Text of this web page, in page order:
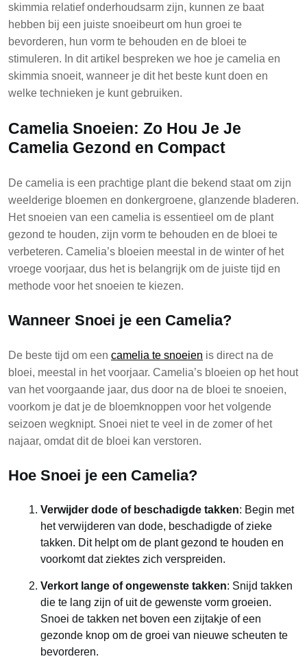
skimmia relatief onderhoudsarm zijn, kunnen ze baat
hebben bij een juiste snoeibeurt om hun groei te
bevorderen, hun vorm te behouden en de bloei te
stimuleren. In dit artikel bespreken we hoe je camelia en
skimmia snoeit, wanneer je dit het beste kunt doen en
welke technieken je kunt gebruiken.
Camelia Snoeien: Zo Hou Je Je
Camelia Gezond en Compact
De camelia is een prachtige plant die bekend staat om zijn
weelderige bloemen en donkergroene, glanzende bladeren.
Het snoeien van een camelia is essentieel om de plant
gezond te houden, zijn vorm te behouden en de bloei te
verbeteren. Camelia’s bloeien meestal in de winter of het
vroege voorjaar, dus het is belangrijk om de juiste tijd en
methode voor het snoeien te kiezen.
Wanneer Snoei je een Camelia?
De beste tijd om een camelia te snoeien is direct na de
bloei, meestal in het voorjaar. Camelia’s bloeien op het hout
van het voorgaande jaar, dus door na de bloei te snoeien,
voorkom je dat je de bloemknoppen voor het volgende
seizoen wegknipt. Snoei niet te veel in de zomer of het
najaar, omdat dit de bloei kan verstoren.
Hoe Snoei je een Camelia?
Verwijder dode of beschadigde takken: Begin met
het verwijderen van dode, beschadigde of zieke
takken. Dit helpt om de plant gezond te houden en
voorkomt dat ziektes zich verspreiden.
Verkort lange of ongewenste takken: Snijd takken
die te lang zijn of uit de gewenste vorm groeien.
Snoei de takken net boven een zijtakje of een
gezonde knop om de groei van nieuwe scheuten te
bevorderen.